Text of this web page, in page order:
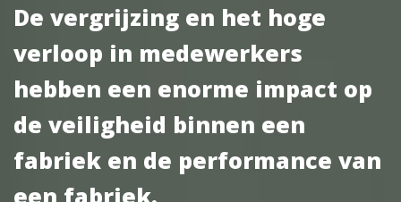
De vergrijzing en het hoge
verloop in medewerkers
hebben een enorme impact op
de veiligheid binnen een
fabriek en de performance van
een fabriek.